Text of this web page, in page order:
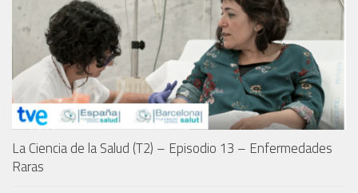
La Ciencia de la Salud (T2) – Episodio 13 – Enfermedades
Raras